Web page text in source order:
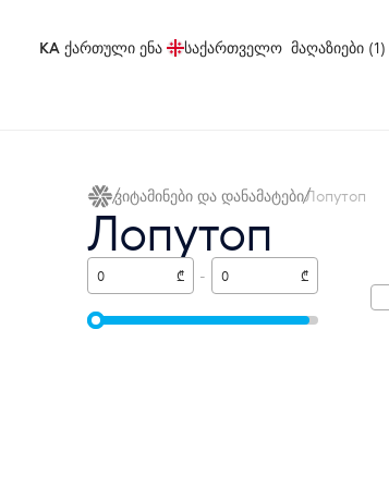
KA ქართული ენა საქართველო მაღაზიები (1)
ვიტამინები და დანამატებიЛопутоп
Лопутоп
₾ - ₾